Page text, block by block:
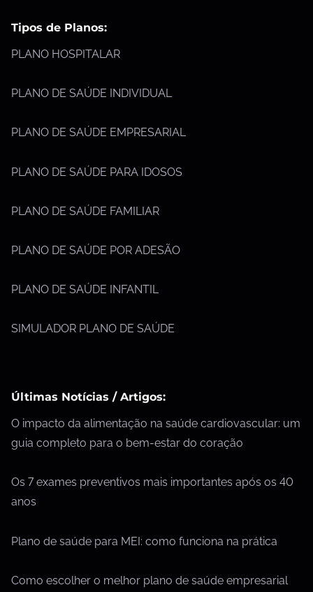
Tipos de Planos:
PLANO HOSPITALAR
PLANO DE SAÚDE INDIVIDUAL
PLANO DE SAÚDE EMPRESARIAL
PLANO DE SAÚDE PARA IDOSOS
PLANO DE SAÚDE FAMILIAR
PLANO DE SAÚDE POR ADESÃO
PLANO DE SAÚDE INFANTIL
SIMULADOR PLANO DE SAÚDE
Últimas Notícias / Artigos:
O impacto da alimentação na saúde cardiovascular: um
guia completo para o bem-estar do coração
Os 7 exames preventivos mais importantes após os 40
anos
Plano de saúde para MEI: como funciona na prática
Como escolher o melhor plano de saúde empresarial